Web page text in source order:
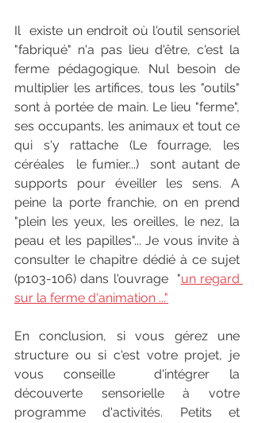
Il  existe un endroit où l'outil sensoriel
"fabriqué" n'a pas lieu d'être, c'est la
ferme pédagogique. Nul besoin de
multiplier les artifices, tous les "outils"
sont à portée de main. Le lieu "ferme",
ses occupants, les animaux et tout ce
qui s'y rattache (Le fourrage, les
céréales  le fumier...)  sont autant de
supports pour éveiller les sens. A
peine la porte franchie, on en prend
"plein les yeux, les oreilles, le nez, la
peau et les papilles"... Je vous invite à
consulter le chapitre dédié à ce sujet
(p103-106) dans l'ouvrage  "un regard
sur la ferme d'animation ..."
En conclusion, si vous gérez une
structure ou si c'est votre projet, je
vous conseille  d'intégrer la
découverte sensorielle à votre
programme d'activités. Petits et